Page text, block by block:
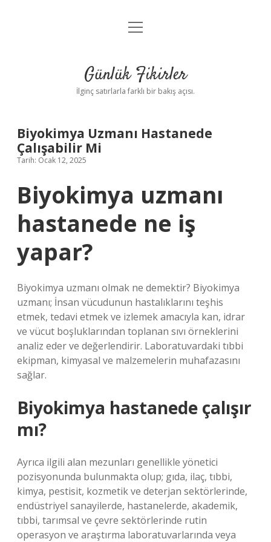
Anasayfa
Yasal Uyarı
menüyü
Günlük Fikirler
İlginç satırlarla farklı bir bakış açısı.
Biyokimya Uzmanı Hastanede
Çalışabilir Mi
Tarih: Ocak 12, 2025
Biyokimya uzmanı
hastanede ne iş
yapar?
Biyokimya uzmanı olmak ne demektir? Biyokimya
uzmanı; İnsan vücudunun hastalıklarını teşhis
etmek, tedavi etmek ve izlemek amacıyla kan, idrar
ve vücut boşluklarından toplanan sıvı örneklerini
analiz eder ve değerlendirir. Laboratuvardaki tıbbi
ekipman, kimyasal ve malzemelerin muhafazasını
sağlar.
Biyokimya hastanede çalışır
mı?
Ayrıca ilgili alan mezunları genellikle yönetici
pozisyonunda bulunmakta olup; gıda, ilaç, tıbbi,
kimya, pestisit, kozmetik ve deterjan sektörlerinde,
endüstriyel sanayilerde, hastanelerde, akademik,
tıbbi, tarımsal ve çevre sektörlerinde rutin
operasyon ve araştırma laboratuvarlarında veya